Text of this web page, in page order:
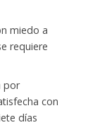
miedo a
requiere
por
con
días